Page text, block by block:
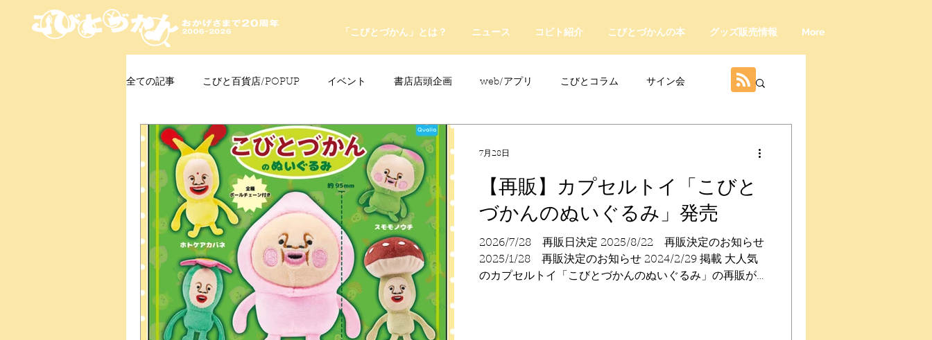
「こびとづかん」とは？ ニュース コビト紹介 こびとづかんの本 グッズ販売情報 More
全ての記事 こびと百貨店/POPUP イベント 書店店頭企画 web/アプリ こびとコラム サイン会
プレゼント ニュース 発売情報 20周年 カプセルトイ
こびとはくぶつかん FAQ こびとづかんの町つるぎ
【再販】カプセルトイ「こびと
づかんのぬいぐるみ」発売
2026/7/28 再販日決定 2025/8/22 再販決定のお知らせ
2025/1/28 再販決定のお知らせ 2024/2/29 掲載 大人気
のカプセルトイ「こびとづかんのぬいぐるみ」の再販が
7月28日